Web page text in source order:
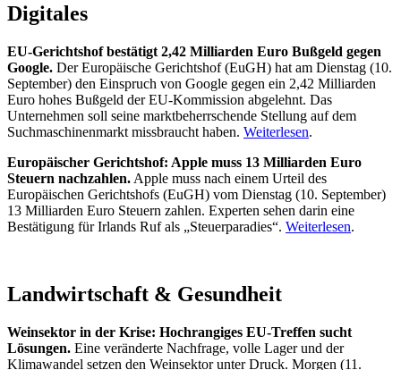
Digitales
EU-Gerichtshof bestätigt 2,42 Milliarden Euro Bußgeld gegen
Google. Der Europäische Gerichtshof (EuGH) hat am Dienstag (10.
September) den Einspruch von Google gegen ein 2,42 Milliarden
Euro hohes Bußgeld der EU-Kommission abgelehnt. Das
Unternehmen soll seine marktbeherrschende Stellung auf dem
Suchmaschinenmarkt missbraucht haben. Weiterlesen.
Europäischer Gerichtshof: Apple muss 13 Milliarden Euro
Steuern nachzahlen. Apple muss nach einem Urteil des
Europäischen Gerichtshofs (EuGH) vom Dienstag (10. September)
13 Milliarden Euro Steuern zahlen. Experten sehen darin eine
Bestätigung für Irlands Ruf als „Steuerparadies“. Weiterlesen.
Landwirtschaft & Gesundheit
Weinsektor in der Krise: Hochrangiges EU-Treffen sucht
Lösungen. Eine veränderte Nachfrage, volle Lager und der
Klimawandel setzen den Weinsektor unter Druck. Morgen (11.